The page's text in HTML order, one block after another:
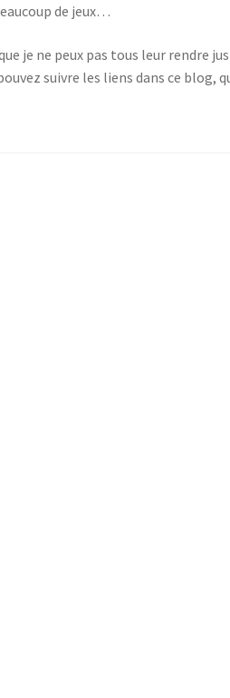
de jeux…
je ne peux pas tous leur rendre
suivre les liens dans ce blog,